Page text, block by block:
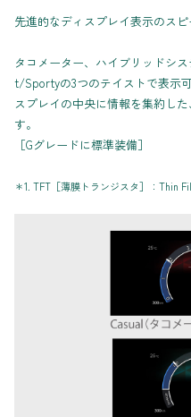
先進的なディスプレイ表示のスピ
タコメーター、ハイブリッドシ
t/Sportyの3つのテイストで表示
スプレイの中央に情報を集約し
す。
［Gグレードに標準装備］
＊1. TFT［薄膜トランジスタ］：Thin